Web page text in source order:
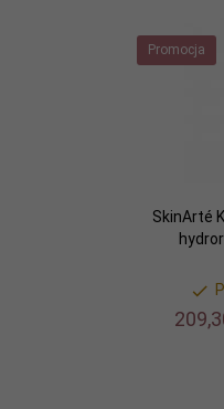
Promocja
SkinArté
209,